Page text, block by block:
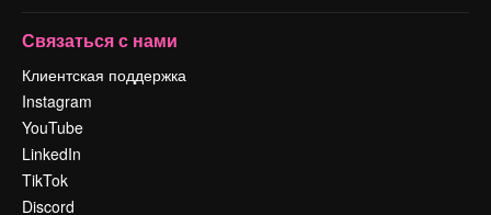
Связаться с нами
Клиентская поддержка
Instagram
YouTube
LinkedIn
TikTok
Discord